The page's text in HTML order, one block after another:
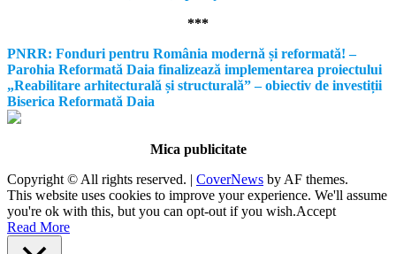
***
PNRR: Fonduri pentru România modernă și reformată! –
Parohia Reformată Daia finalizează implementarea proiectului
„Reabilitare arhitecturală și structurală” – obiectiv de investiții
Biserica Reformată Daia
Mica publicitate
Copyright © All rights reserved. | CoverNews by AF themes.
This website uses cookies to improve your experience. We'll assume
you're ok with this, but you can opt-out if you wish.Accept
Read More